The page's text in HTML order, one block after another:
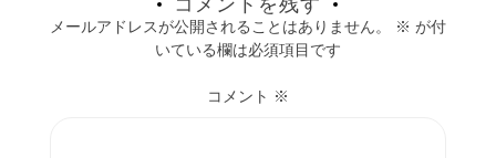
メールアドレスが公開されることはありません。 ※ が付
いている欄は必須項目です
コメント ※